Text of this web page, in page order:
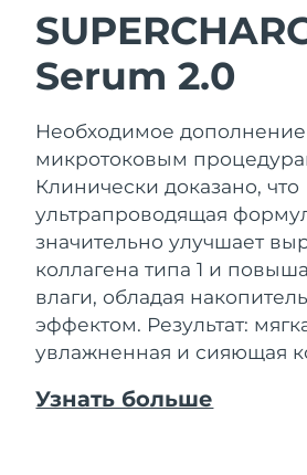
Serum 2.0
Необходимое
микротоковым
Клинически доказано, что
ультрапроводящая
значительно улучшает
коллагена типа 1 и
влаги, обладая
эффектом. Результат:
увлажненная и сияющая
Узнать больше